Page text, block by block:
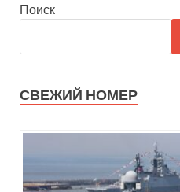
Поиск
СВЕЖИЙ НОМЕР